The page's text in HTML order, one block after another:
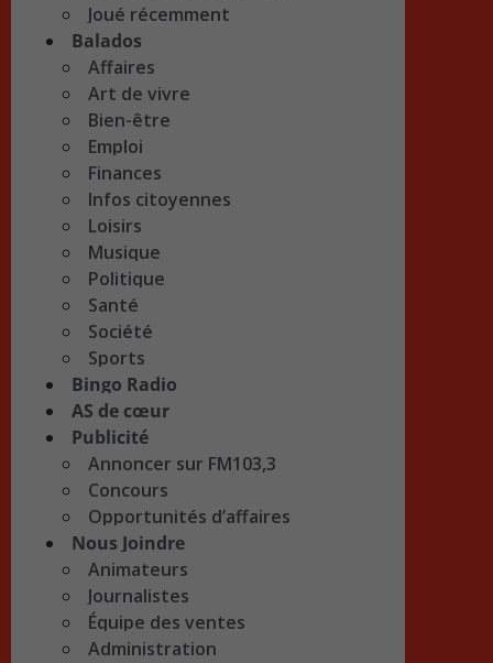
Joué récemment
Balados
Affaires
Art de vivre
Bien-être
Emploi
Finances
Infos citoyennes
Loisirs
Musique
Politique
Santé
Société
Sports
Bingo Radio
AS de cœur
Publicité
Annoncer sur FM103,3
Concours
Opportunités d’affaires
Nous Joindre
Animateurs
Journalistes
Équipe des ventes
Administration